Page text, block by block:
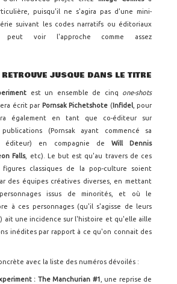
puisqu'il ne s'agira pas d'une mini-
suivant les codes narratifs ou éditoriaux
peut voir l'approche comme assez
JUSQUE DANS LE TITRE
est un ensemble de cinq one-shots
écrit par Pornsak Pichetshote (Infidel, pour
également en tant que co-éditeur sur
(Pornsak ayant commencé sa
éditeur) en compagnie de Will Dennis
Falls, etc). Le but est qu'au travers de ces
classiques de la pop-culture soient
des équipes créatives diverses, en mettant
issus de minorités, et où le
à ces personnages (qu'il s'agisse de leurs
ait une incidence sur l'histoire et qu'elle aille
inédites par rapport à ce qu'on connait des
avec la liste des numéros dévoilés :
: The Manchurian #1
, une reprise de